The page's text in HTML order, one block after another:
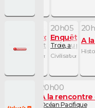
des aborigènes
archéologiques
parfum d'Antiquité
- 25mn
20h05
Enquêtes
Troie, au plus
Civilisations -
A
avec Steve
20h00
A la
Océan Pacifique